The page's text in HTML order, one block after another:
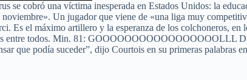
se cobró una víctima inesperada en Estados Unidos: la
Un jugador que viene de «una liga muy
Es el máximo artillero y la esperanza de los colchoneros,
entre todos. Min. 81:
que podía suceder”, dijo Courtois en su primeras palabras